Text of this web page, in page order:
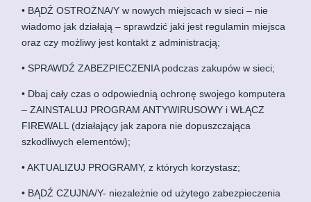
• BĄDŹ OSTROŻNA/Y w nowych miejscach w sieci – nie
wiadomo jak działają – sprawdzić jaki jest regulamin miejsca
oraz czy możliwy jest kontakt z administracją;
• SPRAWDŹ ZABEZPIECZENIA podczas zakupów w sieci;
• Dbaj cały czas o odpowiednią ochronę swojego komputera
– ZAINSTALUJ PROGRAM ANTYWIRUSOWY i WŁĄCZ
FIREWALL (działający jak zapora nie dopuszczająca
szkodliwych elementów);
• AKTUALIZUJ PROGRAMY, z których korzystasz;
• BĄDŹ CZUJNA/Y- niezależnie od użytego zabezpieczenia